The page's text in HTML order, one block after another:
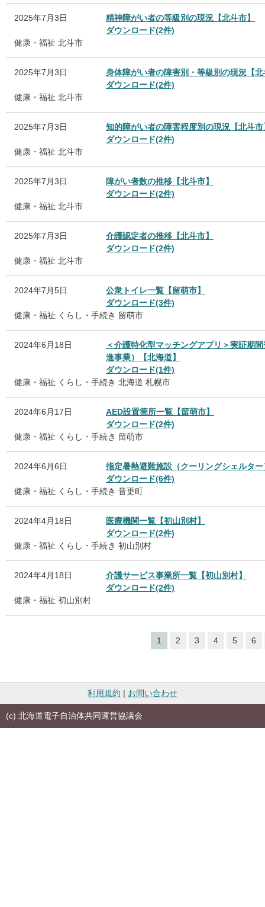
2025年7月3日
精神障がい者の等級別の現況【北斗市】
ダウンロード(2件)
健康・福祉 北斗市
2025年7月3日
身体障がい者の障害別・等級別の現況【
ダウンロード(2件)
健康・福祉 北斗市
2025年7月3日
知的障がい者の障害程度別の現況【北斗市
ダウンロード(2件)
健康・福祉 北斗市
2025年7月3日
障がい者数の推移【北斗市】
ダウンロード(2件)
健康・福祉 北斗市
2025年7月3日
介護認定者の推移【北斗市】
ダウンロード(2件)
健康・福祉 北斗市
2024年7月5日
公衆トイレ一覧【留萌市】
ダウンロード(3件)
健康・福祉 くらし・手続き 留萌市
2024年6月18日
＜介護特化型マッチングアプリ＞実証期
進事業）【北海道】
ダウンロード(1件)
健康・福祉 くらし・手続き 北海道 札幌市
2024年6月17日
AED設置箇所一覧【留萌市】
ダウンロード(2件)
健康・福祉 くらし・手続き 留萌市
2024年6月6日
指定暑熱避難施設（クーリングシェルタ
ダウンロード(6件)
健康・福祉 くらし・手続き 音更町
2024年4月18日
医療機関一覧【初山別村】
ダウンロード(2件)
健康・福祉 くらし・手続き 初山別村
2024年4月18日
介護サービス事業所一覧【初山別村】
ダウンロード(2件)
健康・福祉 初山別村
1 2 3 4 5 6
利用規約 | お問い合わせ
(c) 北海道電子自治体共同運営協議会